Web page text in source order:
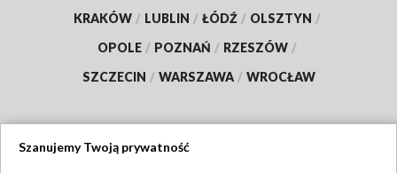
KRAKÓW / LUBLIN / ŁÓDŹ / OLSZTYN /
OPOLE / POZNAŃ / RZESZÓW /
SZCZECIN / WARSZAWA / WROCŁAW
Szanujemy Twoją prywatność